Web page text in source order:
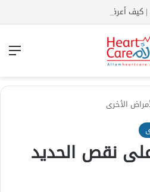
الأخرى
نقص الحديد